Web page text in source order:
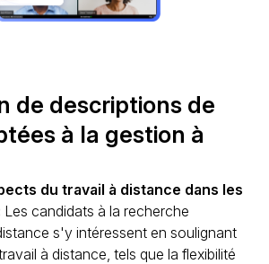
de descriptions de
à la gestion à
du travail à distance dans les
Les candidats à la recherche
s'y intéressent en soulignant
à distance, tels que la flexibilité